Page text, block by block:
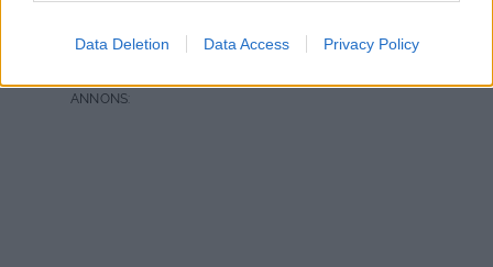
Data Deletion Data Access Privacy Policy
om det bara är jag som är otålig. Man vill ju ha soffan i
samma sekund som man bestämt sig…. men den som
väntar på något gott.